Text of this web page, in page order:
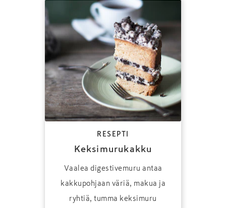
RESEPTI
Keksimurukakku
Vaalea digestivemuru antaa
kakkupohjaan väriä, makua ja
ryhtiä, tumma keksimuru